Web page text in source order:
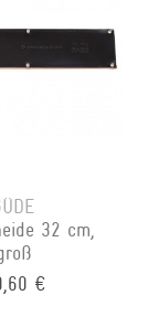
32 cm,
€